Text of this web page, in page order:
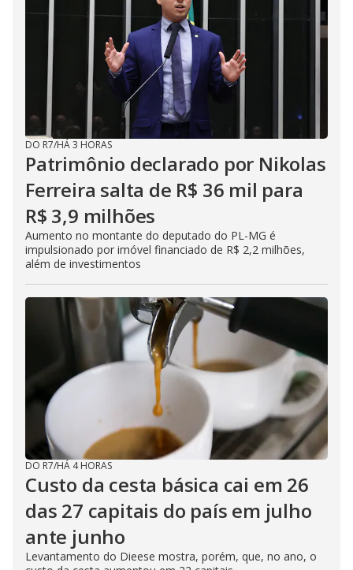
DO R7/HÁ 3 HORAS
Patrimônio declarado por Nikolas
Ferreira salta de R$ 36 mil para
R$ 3,9 milhões
Aumento no montante do deputado do PL-MG é
impulsionado por imóvel financiado de R$ 2,2 milhões,
além de investimentos
DO R7/HÁ 4 HORAS
Custo da cesta básica cai em 26
das 27 capitais do país em julho
ante junho
Levantamento do Dieese mostra, porém, que, no ano, o